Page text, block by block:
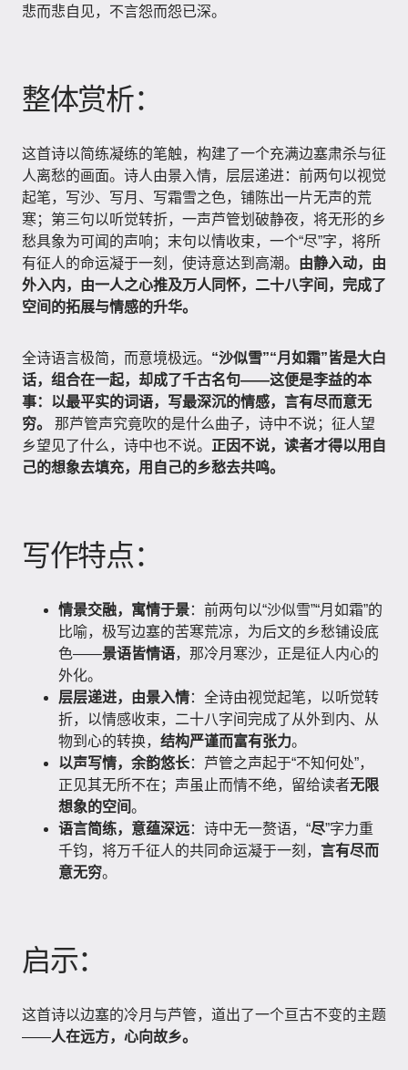
悲而悲自见，不言怨而怨已深。
整体赏析：
这首诗以简练凝练的笔触，构建了一个充满边塞肃杀与征
人离愁的画面。诗人由景入情，层层递进：前两句以视觉
起笔，写沙、写月、写霜雪之色，铺陈出一片无声的荒
寒；第三句以听觉转折，一声芦管划破静夜，将无形的乡
愁具象为可闻的声响；末句以情收束，一个“尽”字，将所
有征人的命运凝于一刻，使诗意达到高潮。 由静入动，由
外入内，由一人之心推及万人同怀，二十八字间，完成了
空间的拓展与情感的升华。
全诗语言极简，而意境极远。 “沙似雪”“月如霜”皆是大白
话，组合在一起，却成了千古名句——这便是李益的本
事：以最平实的词语，写最深沉的情感，言有尽而意无
穷。
那芦管声究竟吹的是什么曲子，诗中不说；征人望
乡望见了什么，诗中也不说。 正因不说，读者才得以用自
己的想象去填充，用自己的乡愁去共鸣。
写作特点：
情景交融，寓情于景：前两句以“沙似雪”“月如霜”的
比喻，极写边塞的苦寒荒凉，为后文的乡愁铺设底
色——景语皆情语，那冷月寒沙，正是征人内心的
外化。
层层递进，由景入情：全诗由视觉起笔，以听觉转
折，以情感收束，二十八字间完成了从外到内、从
物到心的转换， 结构严谨而富有张力。
以声写情，余韵悠长：芦管之声起于“不知何处”，
正见其无所不在；声虽止而情不绝，留给读者无限
想象的空间。
语言简练，意蕴深远：诗中无一赘语，“尽”字力重
千钧，将万千征人的共同命运凝于一刻， 言有尽而
意无穷。
启示：
这首诗以边塞的冷月与芦管，道出了一个亘古不变的主题
——人在远方，心向故乡。